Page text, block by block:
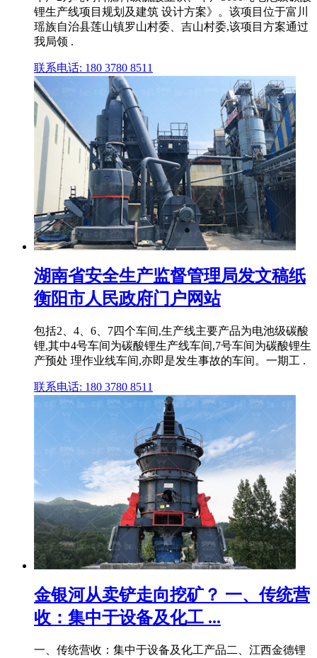
锂生产线项目规划及建筑 设计方案》。该项目位于富川
瑶族自治县莲山镇罗山村委、吉山村委,该项目方案通过
我局领 .
联系电话: 180 3780 8511
湖南省安全生产监督管理局发文稿纸
衡阳市人民政府门户网站
包括2、4、6、7四个车间,生产线主要产品为电池级碳酸
锂,其中4号车间为碳酸锂生产线车间,7号车间为碳酸锂生
产预处 理作业线车间,亦即是发生事故的车间。一期工 .
联系电话: 180 3780 8511
金银河从卖铲走向挖矿？ 一、传统营
收：集中于设备及化工 ...
一、传统营收：集中于设备及化工产品二、江西金德锂